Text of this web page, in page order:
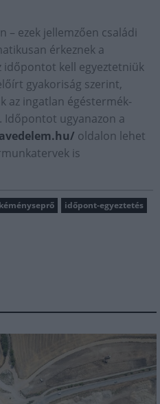
– ezek jellemzően családi
érkeznek a
időpontot kell egyeztetniük
gyakoriság szerint,
az ingatlan égéstermék-
Időpontot ugyanazon a
oldalon lehet
is
kéményseprő időpont-egyeztetés